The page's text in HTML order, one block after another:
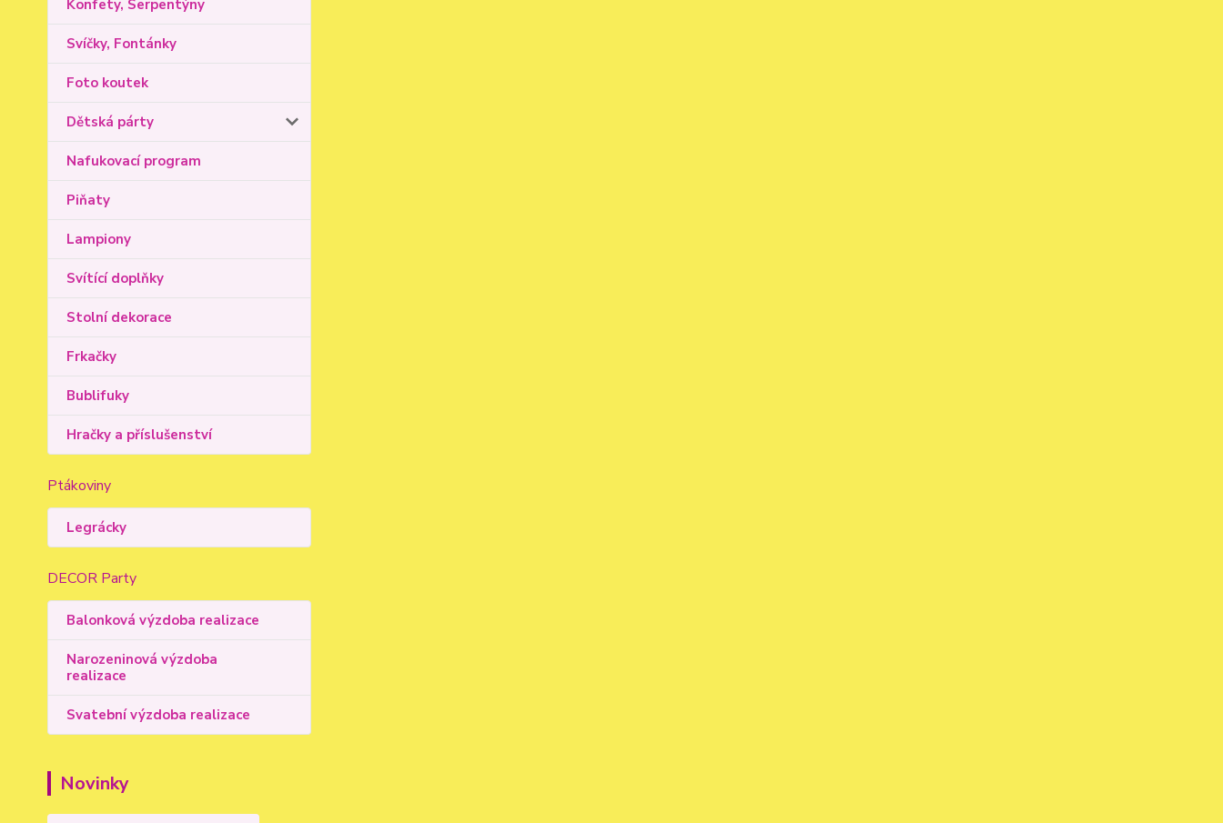
Konfety, Serpentýny
Svíčky, Fontánky
Foto koutek
Dětská párty
Nafukovací program
Piňaty
Lampiony
Svítící doplňky
Stolní dekorace
Frkačky
Bublifuky
Hračky a příslušenství
Ptákoviny
Legrácky
DECOR Party
Balonková výzdoba realizace
Narozeninová výzdoba
realizace
Svatební výzdoba realizace
Novinky